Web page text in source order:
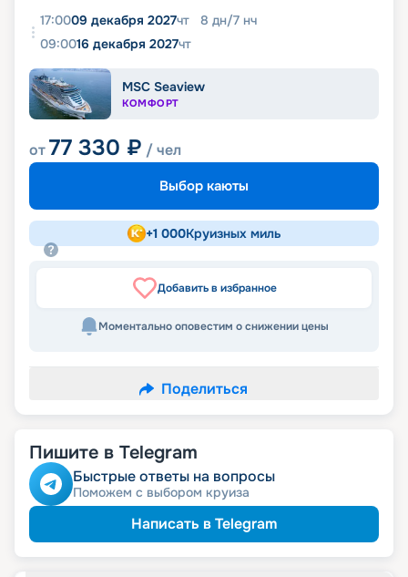
17:0009 декабря 2027чт 8 дн/7 нч
09:0016 декабря 2027чт
MSC Seaview
КОМФОРТ
от77 330 ₽ / чел
Выбор каюты
+1 000Круизных миль
Добавить в избранное
Моментально оповестим о снижении цены
Поделиться
Пишите в Telegram
Быстрые ответы на вопросы
Поможем с выбором круиза
Написать в Telegram